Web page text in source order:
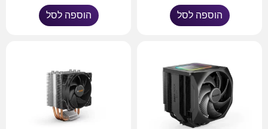
הוספה לסל הוספה לסל